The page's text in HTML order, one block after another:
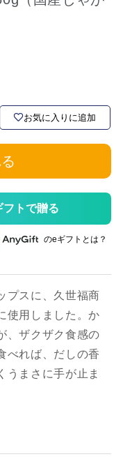
お気に入りに追加
トで贈る
のeギフトとは？
プスに、久世福商
使用しました。か
、ザクザク食感の
べれば、だしの香
うまさに手が止ま